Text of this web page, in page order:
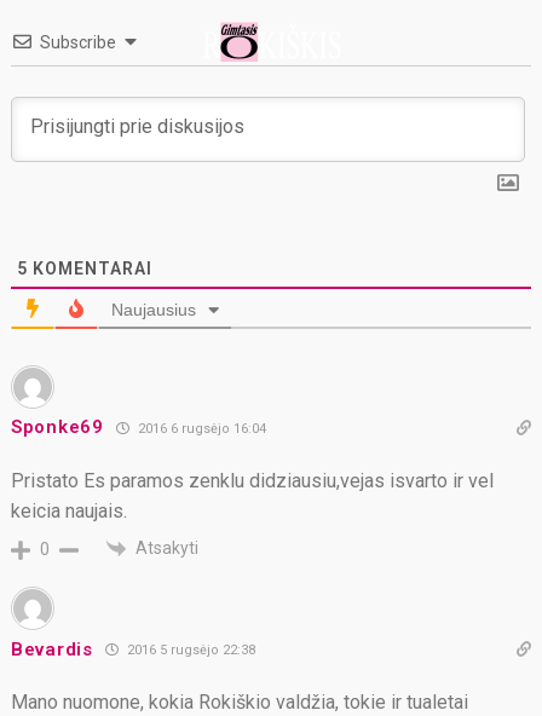
Subscribe
5 KOMENTARAI
Naujausius
Sponke69 2016 6 rugsėjo 16:04
Pristato Es paramos zenklu didziausiu,vejas isvarto ir vel
keicia naujais.
0 Atsakyti
Bevardis 2016 5 rugsėjo 22:38
Mano nuomone, kokia Rokiškio valdžia, tokie ir tualetai